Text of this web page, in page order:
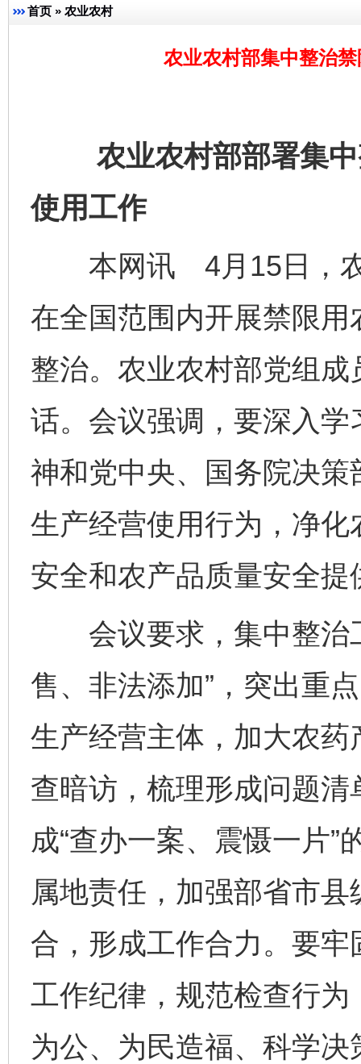
首页 » 农业农村
农业农村部集中整治
农业农村部部署集中
使用工作
本网讯 4月15日，农
在全国范围内开展禁限
整治。农业农村部党组
话。会议强调，要深入
神和党中央、国务院决
生产经营使用行为，净
安全和农产品质量安全提
会议要求，集中整治
售、非法添加”，突出重
生产经营主体，加大农
查暗访，梳理形成问题
成“查办一案、震慑一片
属地责任，加强部省市
合，形成工作合力。要
工作纪律，规范检查行为
为公、为民造福、科学